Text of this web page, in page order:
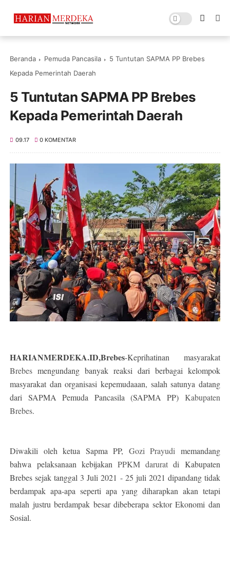
Beranda Pemuda Pancasila
5 Tuntutan SAPMA PP Brebes
Kepada Pemerintah Daerah
5 Tuntutan SAPMA PP Brebes
Kepada Pemerintah Daerah
09.17 0 KOMENTAR
HARIANMERDEKA.ID,Brebes-Keprihatinan masyarakat
Brebes mengundang banyak reaksi dari berbagai kelompok
masyarakat dan organisasi kepemudaaan, salah satunya datang
dari SAPMA Pemuda Pancasila (SAPMA PP) Kabupaten
Brebes.
Diwakili oleh ketua Sapma PP, Gozi Prayudi memandang
bahwa pelaksanaan kebijakan PPKM darurat di Kabupaten
Brebes sejak tanggal 3 Juli 2021 - 25 juli 2021 dipandang tidak
berdampak apa-apa seperti apa yang diharapkan akan tetapi
malah justru berdampak besar dibeberapa sektor Ekonomi dan
Sosial.